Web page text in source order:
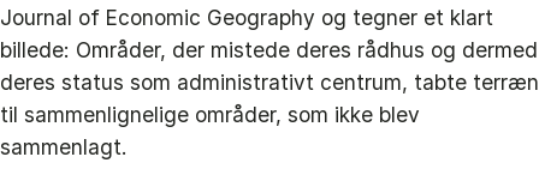
Journal of Economic Geography og tegner et klart
billede: Områder, der mistede deres rådhus og dermed
deres status som administrativt centrum, tabte terræn
til sammenlignelige områder, som ikke blev
sammenlagt.